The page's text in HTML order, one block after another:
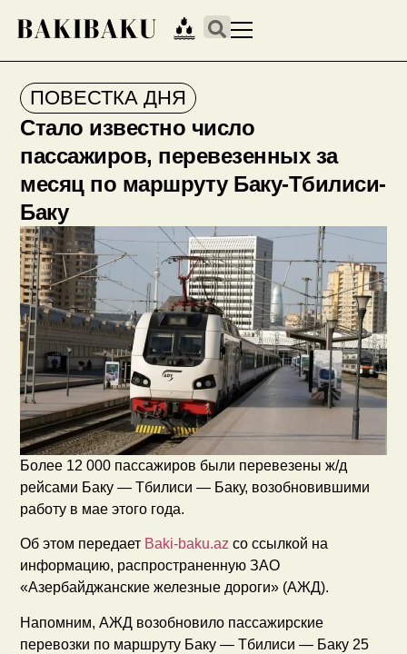
ПОВЕСТКА ДНЯ
Стало известно число
пассажиров, перевезенных за
месяц по маршруту Баку-Тбилиси-
Баку
Более 12 000 пассажиров были перевезены ж/д
рейсами Баку — Тбилиси — Баку, возобновившими
работу в мае этого года.
Об этом передает Baki-baku.az со ссылкой на
информацию, распространенную ЗАО
«Азербайджанские железные дороги» (АЖД).
Напомним, АЖД возобновило пассажирские
перевозки по маршруту Баку — Тбилиси — Баку 25